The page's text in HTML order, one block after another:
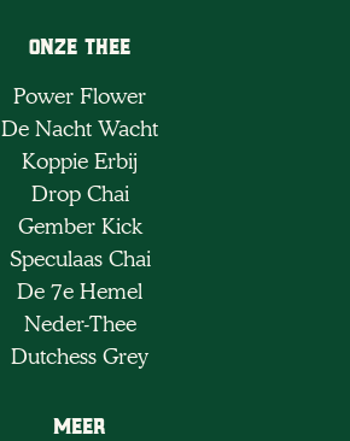
Onze Thee
Power Flower
De Nacht Wacht
Koppie Erbij
Drop Chai
Gember Kick
Speculaas Chai
De 7e Hemel
Neder-Thee
Dutchess Grey
Meer